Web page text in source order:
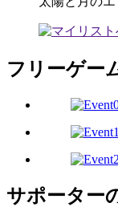
フリーゲー
サポーター